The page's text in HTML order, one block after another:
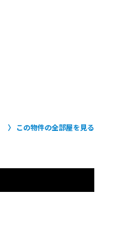
この物件の全部屋を見る